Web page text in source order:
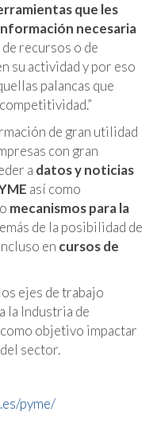
que les
necesaria
recursos o de
su actividad y por eso
palancas que
de gran utilidad
con gran
a datos y noticias
así como
mecanismos para la
de la posibilidad de
en cursos de
ejes de trabajo
la Industria de
objetivo impactar
sector.
pyme/